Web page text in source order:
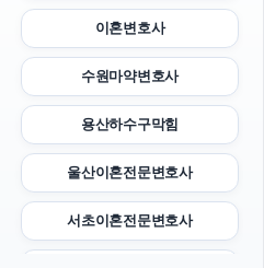
이혼변호사
수원마약변호사
용산하수구막힘
울산이혼전문변호사
서초이혼전문변호사